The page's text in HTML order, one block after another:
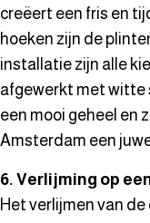
creëert een fris en
hoeken zijn de
installatie zijn alle
afgewerkt met witte
een mooi geheel en
Amsterdam een
6. Verlijming op
Het verlijmen van